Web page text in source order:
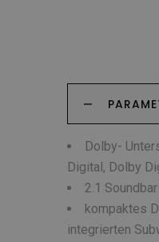
Dolby-
Digital, Dolby
2.1 Soundbar
kompaktes
integrierten